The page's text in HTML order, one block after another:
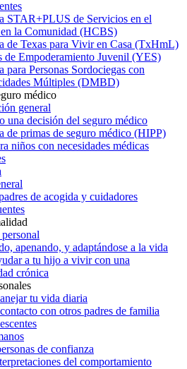
STAR+PLUS de Servicios en el
la Comunidad (HCBS)
de Texas para Vivir en Casa (TxHmL)
de Empoderamiento Juvenil (YES)
para Personas Sordociegas con
Múltiples (DMBD)
médico
general
una decisión del seguro médico
de primas de seguro médico (HIPP)
niños con necesidades médicas
de acogida y cuidadores
apenando, y adaptándose a la vida
a tu hijo a vivir con una
crónica
tu vida diaria
con otros padres de familia
de confianza
del comportamiento